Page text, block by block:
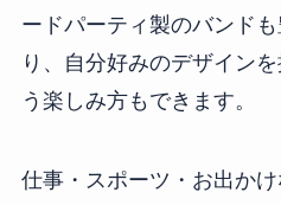
ードパーティ製のバンド
り、自分好みのデザイン
う楽しみ方もできます。
仕事・スポーツ・お出か